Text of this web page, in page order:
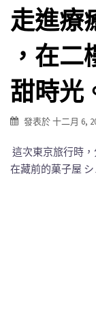
走進療
，在
甜時光
發表於十二月 6,
這次東京旅行時
在藏前的菓子屋